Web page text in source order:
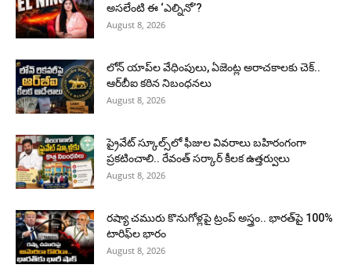
అసలేంటి ఈ ‘ఎల్నినో’?
August 8, 2026
లోన్ యాప్‌ల వేధింపులు, ఏజెంట్ల అరాచకాలకు చెక్..
ఆర్‌బీఐ కఠిన నిబంధనలు
August 8, 2026
ప్రైవేట్ స్కూల్స్‌లో ఫీజుల వివరాలు బహిరంగంగా
ప్రకటించాలి.. రేవంత్ సర్కార్ కీలక ఉత్తర్వులు
August 8, 2026
రష్యా చమురు కొనుగోళ్లపై ట్రంప్ అస్త్రం.. భారత్‌పై 100%
టారిఫ్‌ల భారం
August 8, 2026